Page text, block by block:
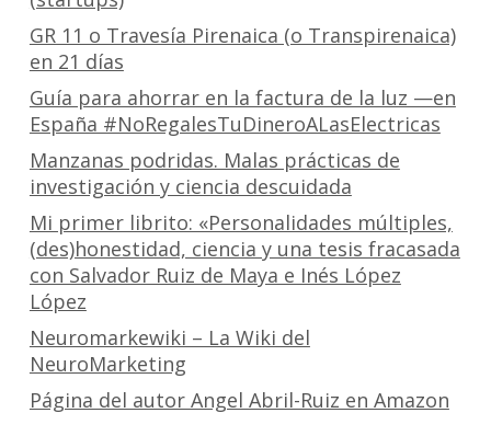
GR 11 o Travesía Pirenaica (o Transpirenaica)
en 21 días
Guía para ahorrar en la factura de la luz —en
España #NoRegalesTuDineroALasElectricas
Manzanas podridas. Malas prácticas de
investigación y ciencia descuidada
Mi primer librito: «Personalidades múltiples,
(des)honestidad, ciencia y una tesis fracasada
con Salvador Ruiz de Maya e Inés López
López
Neuromarkewiki – La Wiki del
NeuroMarketing
Página del autor Angel Abril-Ruiz en Amazon